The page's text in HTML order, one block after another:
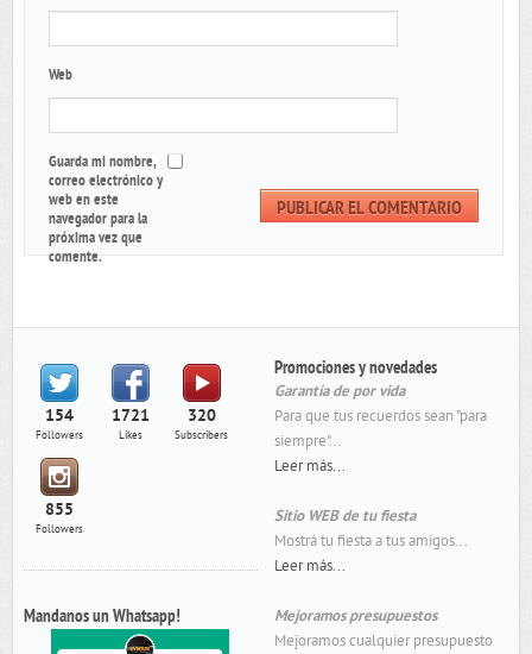
Web
Guarda mi nombre,
correo electrónico y
web en este
navegador para la
próxima vez que
comente.
154
Followers
1721
Likes
320
Subscribers
855
Followers
Mandanos un Whatsapp!
Promociones y novedades
Garantía de por vida
Para que tus recuerdos sean "para
siempre"...
Leer más...
Sitio WEB de tu fiesta
Mostrá tu fiesta a tus amigos...
Leer más...
Mejoramos presupuestos
Mejoramos cualquier presupuesto